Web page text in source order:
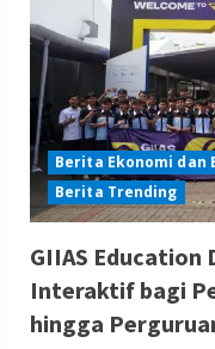
Berita Ekonomi dan
Berita Trending
GIIAS Education
Interaktif bagi
hingga